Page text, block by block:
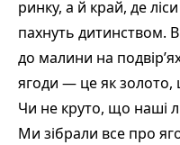
ринку, а й край, де
пахнуть дитинством.
до малини на
ягоди — це як золото,
Чи не круто, що наші
Ми зібрали все про